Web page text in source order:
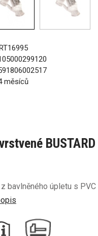
měsíců
BUSTARD
bavlněného úpletu s